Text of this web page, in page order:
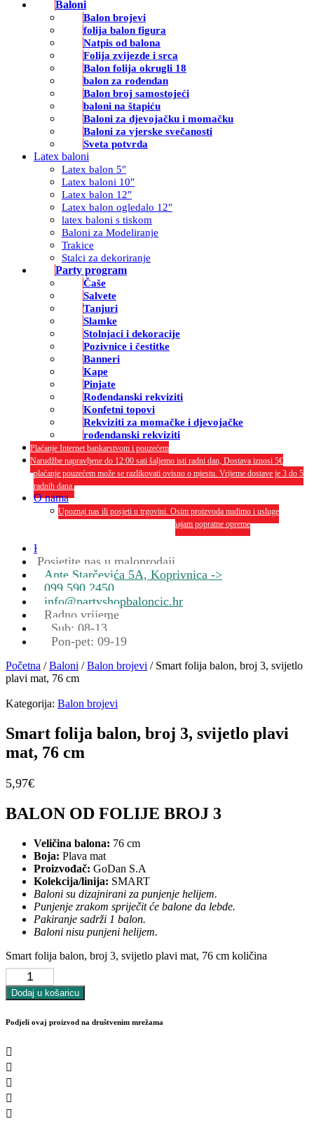
Baloni
Balon brojevi
folija balon figura
Natpis od balona
Folija zvijezde i srca
Balon folija okrugli 18
balon za rođendan
Balon broj samostojeći
baloni na štapiću
Baloni za djevojačku i momačku
Baloni za vjerske svečanosti
Sveta potvrda
Latex baloni
Latex balon 5″
Latex baloni 10″
Latex balon 12″
Latex balon ogledalo 12″
latex baloni s tiskom
Baloni za Modeliranje
Trakice
Stalci za dekoriranje
Party program
Čaše
Salvete
Tanjuri
Slamke
Stolnjaci i dekoracije
Pozivnice i čestitke
Banneri
Kape
Pinjate
Rođendanski rekviziti
Konfetni topovi
Rekviziti za momačke i djevojačke
rođendanski rekviziti
Plaćanje Internet bankarstvom i pouzećem
Narudžbe napravljene do 12:00 sati šaljemo isti radni dan, Dostava iznosi 5€
plaćanje pouzećem može se razlikovati ovisno o mjestu. Vrijeme dostave je 3 do 5
radnih dana.
O nama
Upoznaj nas ili posjeti u trgovini. Osim proizvoda nudimo i usluge
dekoriranja interijera i eksterija te najam popratne opreme
Kontakt
Posjetite nas u maloprodaji
Ante Starčevića 5A, Koprivnica ->
099 590 2450
info@partyshopbaloncic.hr
Radno vrijeme
Sub: 08-13
Pon-pet: 09-19
Početna /Baloni /Balon brojevi / Smart folija balon, broj 3, svijetlo
plavi mat, 76 cm
Kategorija: Balon brojevi
Smart folija balon, broj 3, svijetlo plavi
mat, 76 cm
5,97€
BALON OD FOLIJE BROJ 3
Veličina balona: 76 cm
Boja: Plava mat
Proizvođač: GoDan S.A
Kolekcija/linija: SMART
Baloni su dizajnirani za punjenje helijem.
Punjenje zrakom spriječit će balone da lebde.
Pakiranje sadrži 1 balon.
Baloni nisu punjeni helijem.
Smart folija balon, broj 3, svijetlo plavi mat, 76 cm količina
Dodaj u košaricu
Podjeli ovaj proizvod na društvenim mrežama